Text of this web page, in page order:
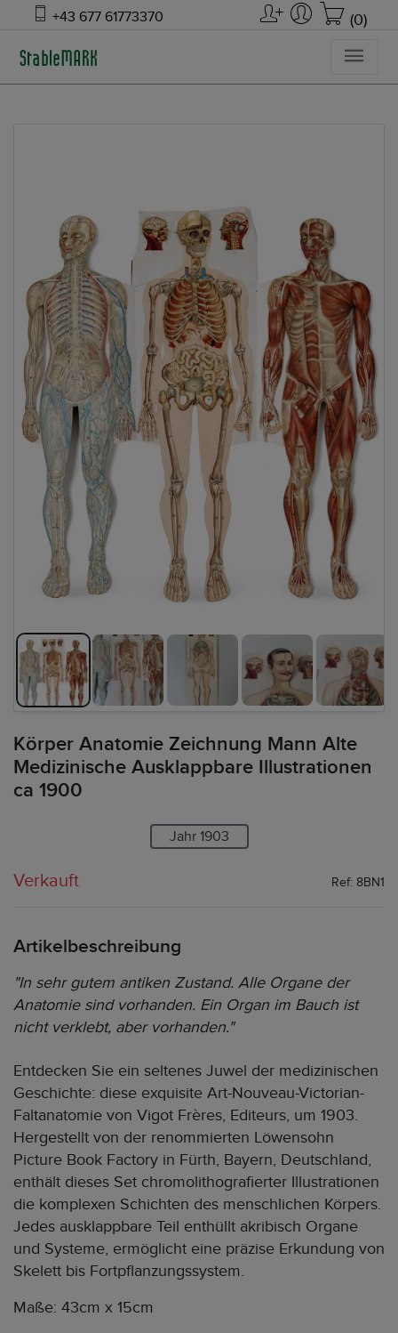
+43 677 61773370 (0)
Körper Anatomie Zeichnung Mann Alte
Medizinische Ausklappbare Illustrationen
ca 1900
Jahr 1903
Verkauft Ref: 8BN1
Artikelbeschreibung
"In sehr gutem antiken Zustand. Alle Organe der
Anatomie sind vorhanden. Ein Organ im Bauch ist
nicht verklebt, aber vorhanden."
Entdecken Sie ein seltenes Juwel der medizinischen
Geschichte: diese exquisite Art-Nouveau-Victorian-
Faltanatomie von Vigot Frères, Editeurs, um 1903.
Hergestellt von der renommierten Löwensohn
Picture Book Factory in Fürth, Bayern, Deutschland,
enthält dieses Set chromolithografierter Illustrationen
die komplexen Schichten des menschlichen Körpers.
Jedes ausklappbare Teil enthüllt akribisch Organe
und Systeme, ermöglicht eine präzise Erkundung von
Skelett bis Fortpflanzungssystem.
Maße: 43cm x 15cm